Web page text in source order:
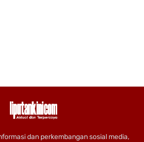
dan perkembangan sosial media,